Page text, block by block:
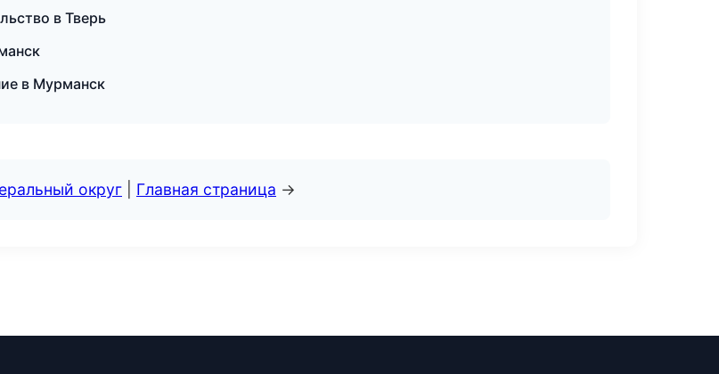
в Тверь
в Мурманск
округ Главная страница →